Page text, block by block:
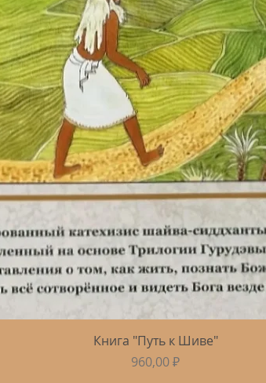
Быстрый просмотр
Книга "Путь к Шиве"
Цена
960,00 ₽